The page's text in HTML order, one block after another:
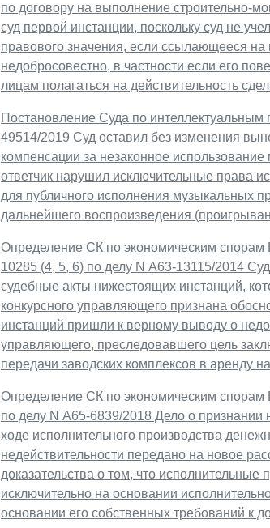
по договору на выполнение строительно-
суд первой инстанции, поскольку суд не
правового значения, если ссылающееся на
недобросовестно, в частности если его
лицам полагаться на действительность
Постановление Суда по
49514/2019 Суд оставил без изменения
компенсации за незаконное
ответчик нарушил исключительные права
для публичного исполнения музыкальных
дальнейшего воспроизведения
Определение СК по экономическим
10285 (4, 5, 6) по делу N А63-13115/2014
судебные акты нижестоящих инстанций,
конкурсного управляющего признана
инстанций пришли к верному выводу о
управляющего, преследовавшего цель
передачи заводских комплексов в аренду
Определение СК по экономическим
по делу N А65-6839/2018 Дело о признании
ходе исполнительного производства
недействительности передано на новое
доказательства о том, что
исключительно на основании
основании его собственных требований к